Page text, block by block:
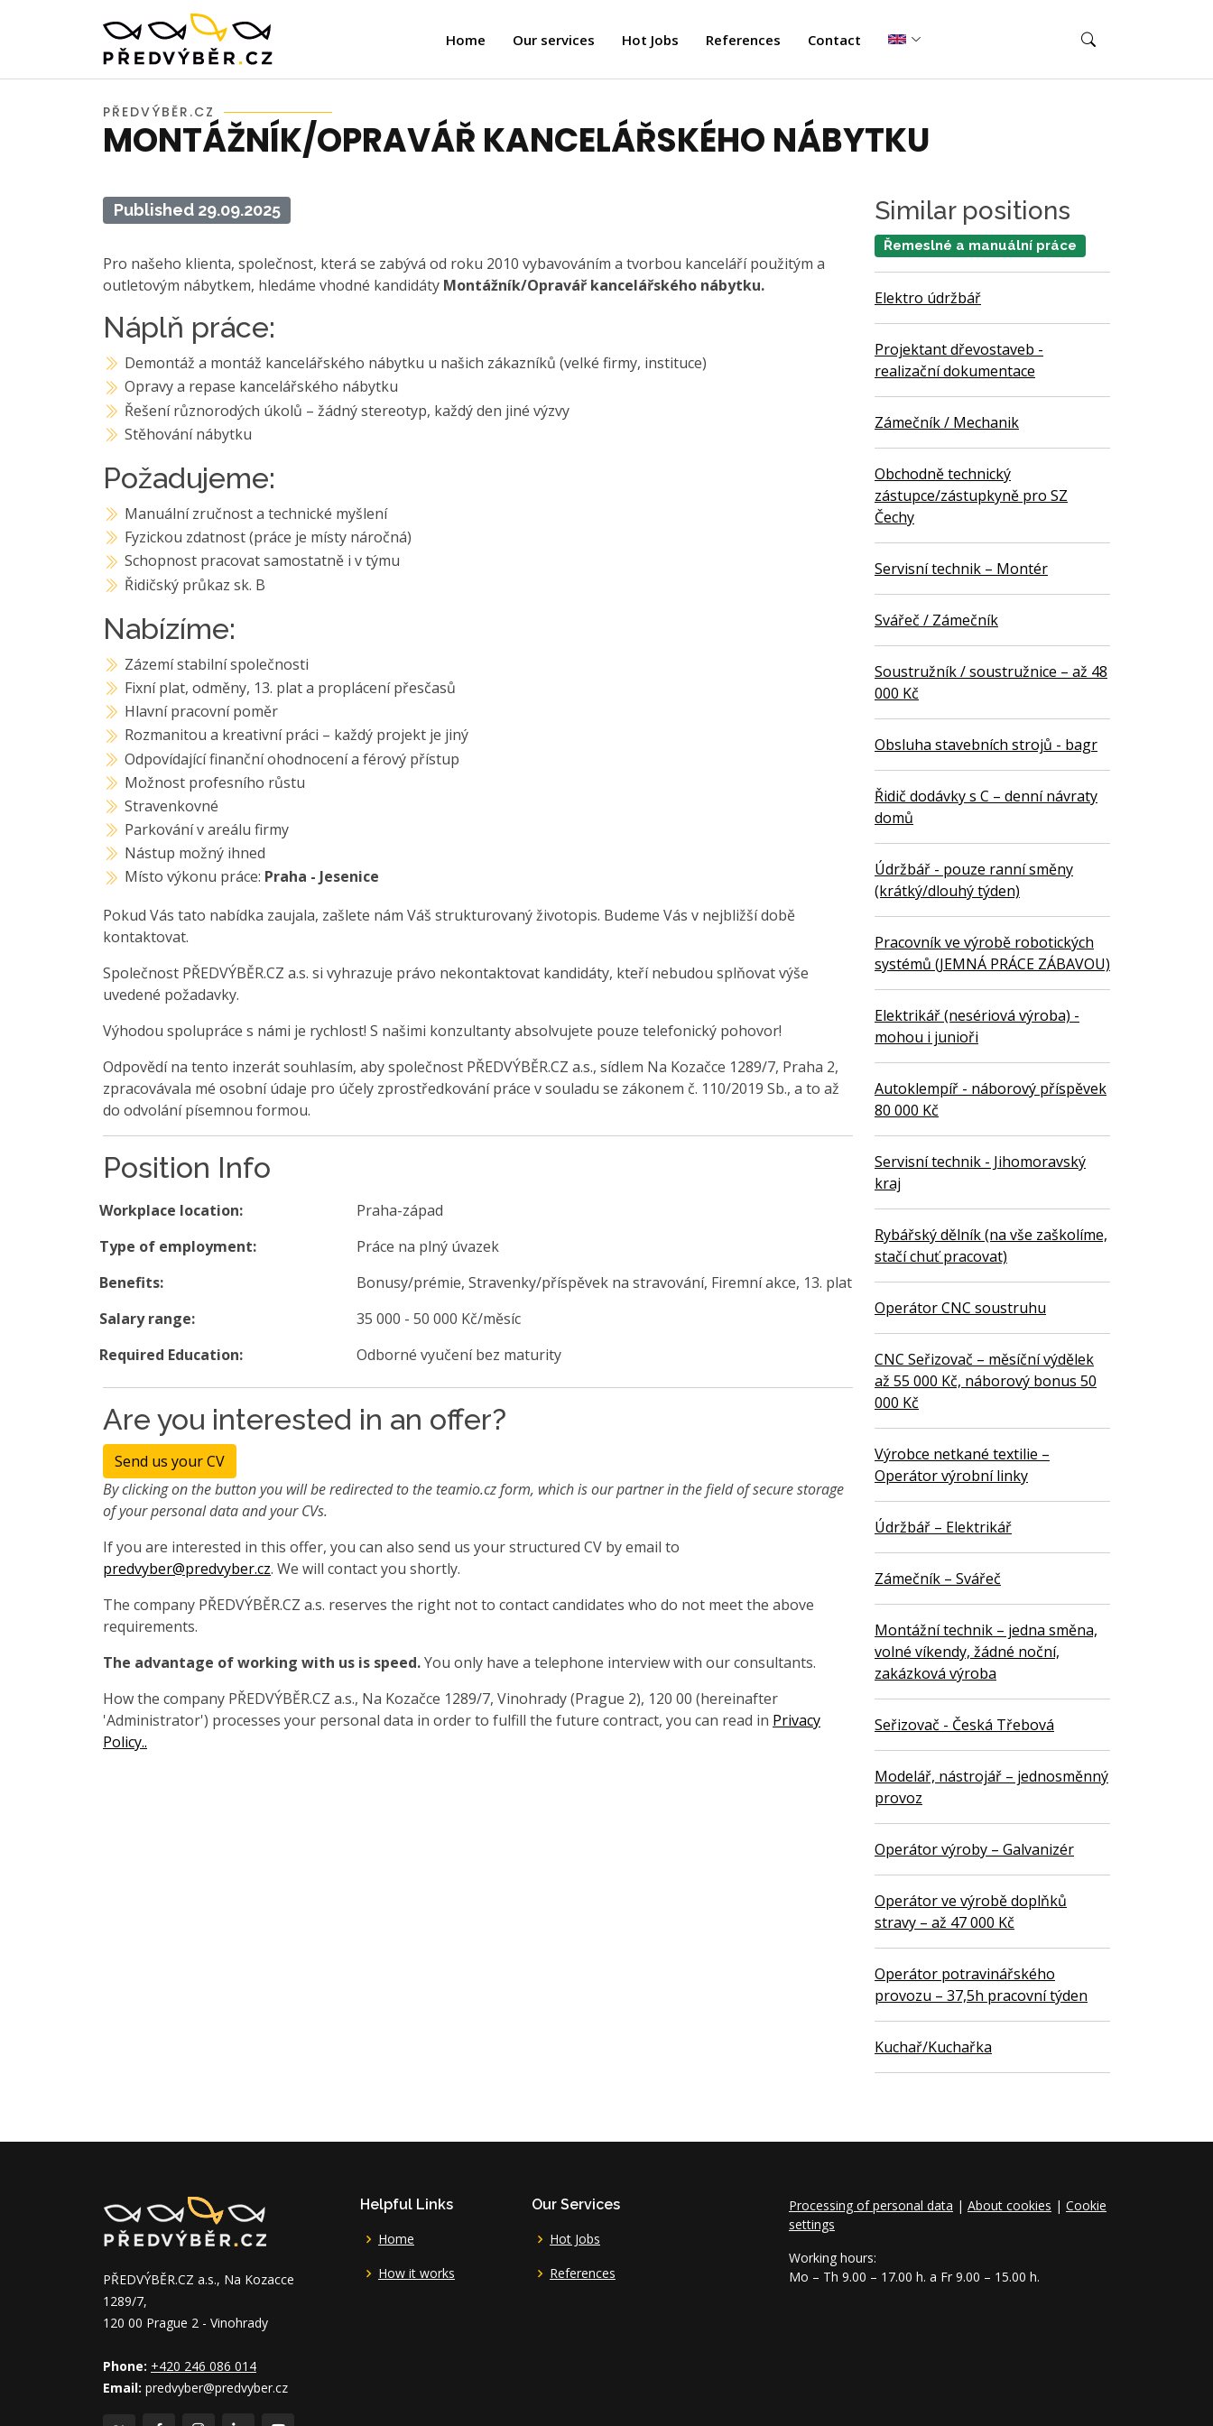
Home Our services Hot Jobs References Contact
PŘEDVÝBĚR.CZ
MONTÁŽNÍK/OPRAVÁŘ KANCELÁŘSKÉHO NÁBYTKU
Published 29.09.2025
Pro našeho klienta, společnost, která se zabývá od roku 2010 vybavováním a tvorbou kanceláří použitým a
outletovým nábytkem, hledáme vhodné kandidáty Montážník/Opravář kancelářského nábytku.
Náplň práce:
Demontáž a montáž kancelářského nábytku u našich zákazníků (velké firmy, instituce)
Opravy a repase kancelářského nábytku
Řešení různorodých úkolů – žádný stereotyp, každý den jiné výzvy
Stěhování nábytku
Požadujeme:
Manuální zručnost a technické myšlení
Fyzickou zdatnost (práce je místy náročná)
Schopnost pracovat samostatně i v týmu
Řidičský průkaz sk. B
Nabízíme:
Zázemí stabilní společnosti
Fixní plat, odměny, 13. plat a proplácení přesčasů
Hlavní pracovní poměr
Rozmanitou a kreativní práci – každý projekt je jiný
Odpovídající finanční ohodnocení a férový přístup
Možnost profesního růstu
Stravenkovné
Parkování v areálu firmy
Nástup možný ihned
Místo výkonu práce: Praha - Jesenice
Pokud Vás tato nabídka zaujala, zašlete nám Váš strukturovaný životopis. Budeme Vás v nejbližší době
kontaktovat.
Společnost PŘEDVÝBĚR.CZ a.s. si vyhrazuje právo nekontaktovat kandidáty, kteří nebudou splňovat výše
uvedené požadavky.
Výhodou spolupráce s námi je rychlost! S našimi konzultanty absolvujete pouze telefonický pohovor!
Odpovědí na tento inzerát souhlasím, aby společnost PŘEDVÝBĚR.CZ a.s., sídlem Na Kozačce 1289/7, Praha 2,
zpracovávala mé osobní údaje pro účely zprostředkování práce v souladu se zákonem č. 110/2019 Sb., a to až
do odvolání písemnou formou.
Position Info
Workplace location:
Praha-západ
Type of employment:
Práce na plný úvazek
Benefits:
Bonusy/prémie, Stravenky/příspěvek na stravování, Firemní akce, 13. plat
Salary range:
35 000 - 50 000 Kč/měsíc
Required Education:
Odborné vyučení bez maturity
Are you interested in an offer?
Send us your CV
By clicking on the button you will be redirected to the teamio.cz form, which is our partner in the field of secure storage
of your personal data and your CVs.
If you are interested in this offer, you can also send us your structured CV by email to
predvyber@predvyber.cz. We will contact you shortly.
The company PŘEDVÝBĚR.CZ a.s. reserves the right not to contact candidates who do not meet the above
requirements.
The advantage of working with us is speed.You only have a telephone interview with our consultants.
How the company PŘEDVÝBĚR.CZ a.s., Na Kozačce 1289/7, Vinohrady (Prague 2), 120 00 (hereinafter
'Administrator') processes your personal data in order to fulfill the future contract, you can read in Privacy
Policy..
Similar positions
Řemeslné a manuální práce
Elektro údržbář
Projektant dřevostaveb -
realizační dokumentace
Zámečník / Mechanik
Obchodně technický
zástupce/zástupkyně pro SZ
Čechy
Servisní technik – Montér
Svářeč / Zámečník
Soustružník / soustružnice – až 48
000 Kč
Obsluha stavebních strojů - bagr
Řidič dodávky s C – denní návraty
domů
Údržbář - pouze ranní směny
(krátký/dlouhý týden)
Pracovník ve výrobě robotických
systémů (JEMNÁ PRÁCE ZÁBAVOU)
Elektrikář (nesériová výroba) -
mohou i junioři
Autoklempíř - náborový příspěvek
80 000 Kč
Servisní technik - Jihomoravský
kraj
Rybářský dělník (na vše zaškolíme,
stačí chuť pracovat)
Operátor CNC soustruhu
CNC Seřizovač – měsíční výdělek
až 55 000 Kč, náborový bonus 50
000 Kč
Výrobce netkané textilie –
Operátor výrobní linky
Údržbář – Elektrikář
Zámečník – Svářeč
Montážní technik – jedna směna,
volné víkendy, žádné noční,
zakázková výroba
Seřizovač - Česká Třebová
Modelář, nástrojář – jednosměnný
provoz
Operátor výroby – Galvanizér
Operátor ve výrobě doplňků
stravy – až 47 000 Kč
Operátor potravinářského
provozu – 37,5h pracovní týden
Kuchař/Kuchařka
PŘEDVÝBĚR.CZ a.s., Na Kozacce
1289/7,
120 00 Prague 2 - Vinohrady
Phone: +420 246 086 014
Email: predvyber@predvyber.cz
Helpful Links
Home
How it works
Our Services
Hot Jobs
References
Processing of personal data | About cookies | Cookie
settings
Working hours:
Mo – Th 9.00 – 17.00 h. a Fr 9.00 – 15.00 h.